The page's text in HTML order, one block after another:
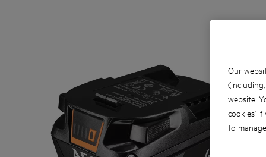
Our
website.
cookies' if
to